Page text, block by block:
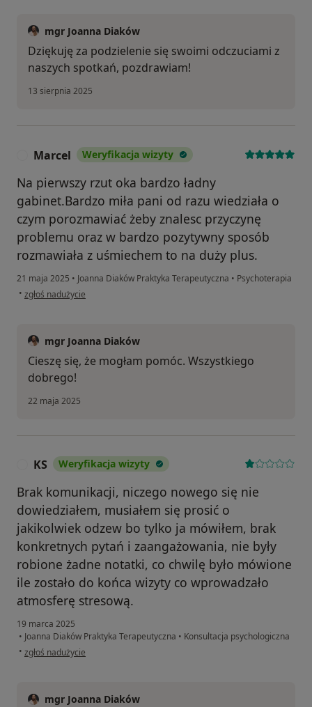
mgr Joanna Diaków
Dziękuję za podzielenie się swoimi odczuciami z
naszych spotkań, pozdrawiam!
13 sierpnia 2025
Marcel Weryfikacja wizyty
Na pierwszy rzut oka bardzo ładny
gabinet.Bardzo miła pani od razu wiedziała o
czym porozmawiać żeby znalesc przyczynę
problemu oraz w bardzo pozytywny sposób
rozmawiała z uśmiechem to na duży plus.
21 maja 2025 • Joanna Diaków Praktyka Terapeutyczna • Psychoterapia
• w opinii użytkownika Marcel
zgłoś nadużycie
mgr Joanna Diaków
Cieszę się, że mogłam pomóc. Wszystkiego
dobrego!
22 maja 2025
KS Weryfikacja wizyty
Brak komunikacji, niczego nowego się nie
dowiedziałem, musiałem się prosić o
jakikolwiek odzew bo tylko ja mówiłem, brak
konkretnych pytań i zaangażowania, nie były
robione żadne notatki, co chwilę było mówione
ile zostało do końca wizyty co wprowadzało
atmosferę stresową.
19 marca 2025
• Joanna Diaków Praktyka Terapeutyczna • Konsultacja psychologiczna
• w opinii użytkownika KS
zgłoś nadużycie
mgr Joanna Diaków